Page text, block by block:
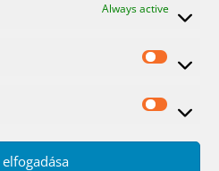
Always active
célú
sütik
célú
bemutatóját.